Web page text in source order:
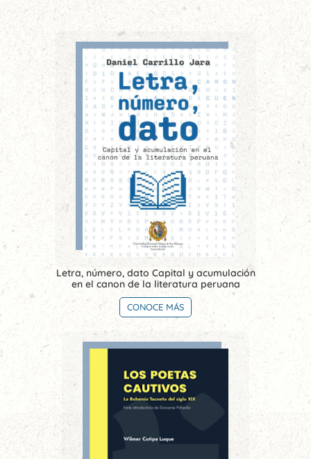
Letra, número, dato Capital y acumulación
en el canon de la literatura peruana
CONOCE MÁS